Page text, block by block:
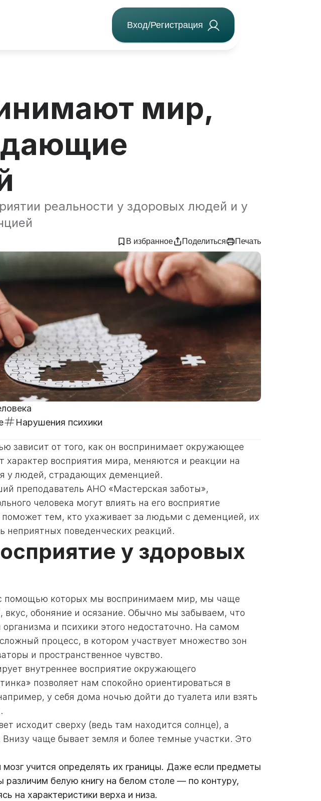
Вход/Регистрация
мир,
реальности у здоровых людей и у
В избранное Поделиться Печать
Нарушения психики
зависит от того, как он воспринимает окружающее
характер восприятия мира, меняются и реакции на
у людей, страдающих деменцией.
преподаватель АНО «Мастерская заботы»,
человека могут влиять на его восприятие
поможет тем, кто ухаживает за людьми с деменцией, их
неприятных поведенческих реакций.
у здоровых
с помощью которых мы воспринимаем мир, мы чаще
вкус, обоняние и осязание. Обычно мы забываем, что
и психики этого недостаточно. На самом
процесс, в котором участвует множество зон
и пространственное чувство.
внутреннее восприятие окружающего
позволяет нам спокойно ориентироваться в
у себя дома ночью дойти до туалета или взять
исходит сверху (ведь там находится солнце), а
чаще бывает земля и более темные участки. Это
учится определять их границы. Даже если предметы
белую книгу на белом столе — по контуру,
на характеристики верха и низа.